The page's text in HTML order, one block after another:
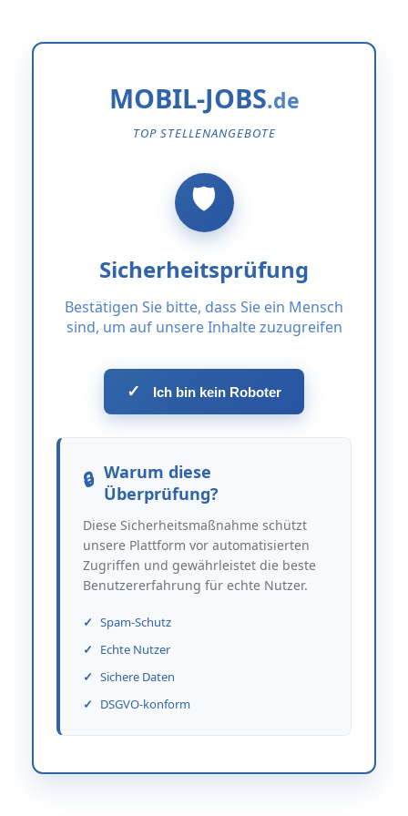
MOBIL-JOBS
TOP STELLENANGEBOTE
Sicherheitsprüfung
Bestätigen Sie bitte, dass Sie ein Mensch
sind, um auf unsere Inhalte zuzugreifen
✓ Ich bin kein Roboter
Warum diese
Überprüfung?
Diese Sicherheitsmaßnahme schützt
unsere Plattform vor automatisierten
Zugriffen und gewährleistet die beste
Benutzererfahrung für echte Nutzer.
Spam-Schutz
Echte Nutzer
Sichere Daten
DSGVO-konform